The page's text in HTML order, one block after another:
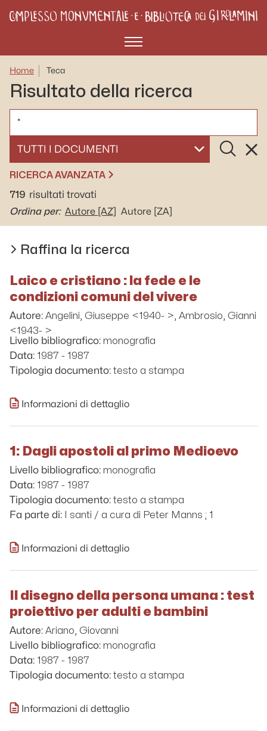
Menù
Home Teca
Risultato della ricerca
SELEZIONA UN DOCUMENTO
Cerca
RICERCA AVANZATA
719 risultati trovati
Ordina per: Autore [AZ] Autore [ZA]
Raffina la ricerca
Laico e cristiano : la fede e le
condizioni comuni del vivere
Autore: Angelini, Giuseppe <1940- >, Ambrosio, Gianni
<1943- >
Livello bibliografico: monografia
Data: 1987 - 1987
Tipologia documento: testo a stampa
Informazioni di dettaglio
1: Dagli apostoli al primo Medioevo
Livello bibliografico: monografia
Data: 1987 - 1987
Tipologia documento: testo a stampa
Fa parte di: I santi / a cura di Peter Manns ; 1
Informazioni di dettaglio
Il disegno della persona umana : test
proiettivo per adulti e bambini
Autore: Ariano, Giovanni
Livello bibliografico: monografia
Data: 1987 - 1987
Tipologia documento: testo a stampa
Informazioni di dettaglio